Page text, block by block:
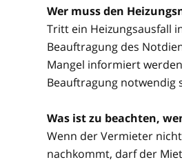
Wer muss den
Tritt ein Heizungsausfall
Beauftragung des
Mangel informiert
Beauftragung notwendig
Was ist zu beachten,
Wenn der Vermieter
nachkommt, darf der